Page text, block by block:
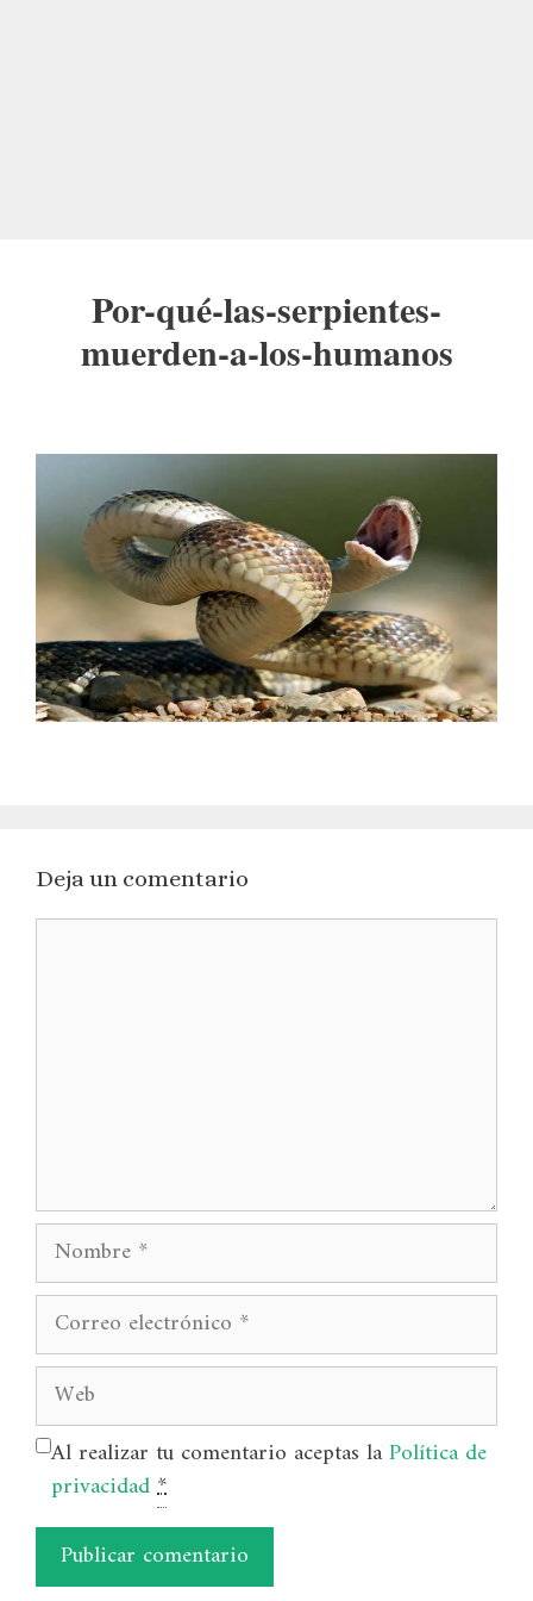
Por-qué-las-serpientes-
muerden-a-los-humanos
Deja un comentario
Nombre
Correo
electrónico
Web
Al realizar tu comentario aceptas laPolítica de
privacidad*